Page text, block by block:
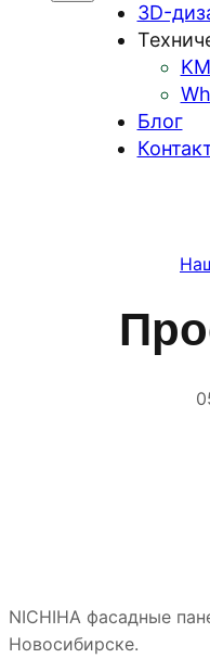
3D-
Блог
NICHIHA фасадные
Новосибирске.